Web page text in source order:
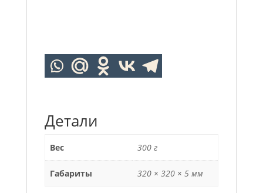
Детали
Вес 300 г
Габариты 320 × 320 × 5 мм